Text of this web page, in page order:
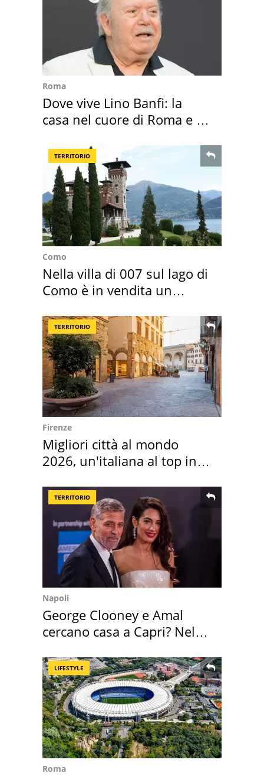
Roma
Dove vive Lino Banfi: la
casa nel cuore di Roma e i
TERRITORIO
Como
Nella villa di 007 sul lago di
Como è in vendita un
TERRITORIO
Firenze
Migliori città al mondo
2026, un'italiana al top in
TERRITORIO
Napoli
George Clooney e Amal
cercano casa a Capri? Nel
LIFESTYLE
Roma